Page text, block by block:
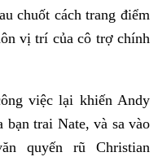
chuốt cách trang điểm
vị trí của cô trợ chính
việc lại khiến Andy
bạn trai Nate, và sa vào
quyến rũ Christian